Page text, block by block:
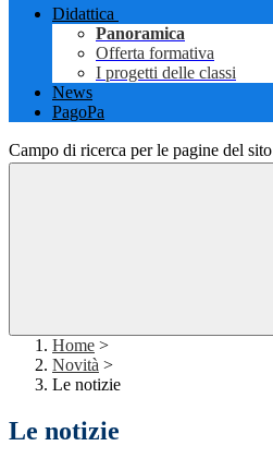
Didattica
Panoramica
Offerta formativa
I progetti delle classi
News
PagoPa
Campo di ricerca per le pagine del sito
Home >
Novità >
Le notizie
Le notizie